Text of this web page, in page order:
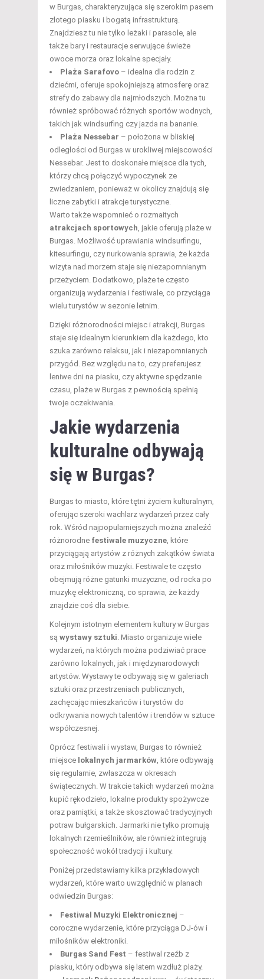
w Burgas, charakteryzująca się szerokim pasem
złotego piasku i bogatą infrastrukturą.
Znajdziesz tu nie tylko leżaki i parasole, ale
także bary i restauracje serwujące świeże
owoce morza oraz lokalne specjały.
Plaża Sarafovo – idealna dla rodzin z
dziećmi, oferuje spokojniejszą atmosferę oraz
strefy do zabawy dla najmłodszych. Można tu
również spróbować różnych sportów wodnych,
takich jak windsurfing czy jazda na bananie.
Plaża Nessebar – położona w bliskiej
odległości od Burgas w urokliwej miejscowości
Nessebar. Jest to doskonałe miejsce dla tych,
którzy chcą połączyć wypoczynek ze
zwiedzaniem, ponieważ w okolicy znajdują się
liczne zabytki i atrakcje turystyczne.
Warto także wspomnieć o rozmaitych
atrakcjach sportowych , jakie oferują plaże w
Burgas. Możliwość uprawiania windsurfingu,
kitesurfingu, czy nurkowania sprawia, że każda
wizyta nad morzem staje się niezapomnianym
przeżyciem. Dodatkowo, plaże te często
organizują wydarzenia i festiwale, co przyciąga
wielu turystów w sezonie letnim.
Dzięki różnorodności miejsc i atrakcji, Burgas
staje się idealnym kierunkiem dla każdego, kto
szuka zarówno relaksu, jak i niezapomnianych
przygód. Bez względu na to, czy preferujesz
leniwe dni na piasku, czy aktywne spędzanie
czasu, plaże w Burgas z pewnością spełnią
twoje oczekiwania.
Jakie wydarzenia
kulturalne odbywają
się w Burgas?
Burgas to miasto, które tętni życiem kulturalnym,
oferując szeroki wachlarz wydarzeń przez cały
rok. Wśród najpopularniejszych można znaleźć
różnorodne festiwale muzyczne , które
przyciągają artystów z różnych zakątków świata
oraz miłośników muzyki. Festiwale te często
obejmują różne gatunki muzyczne, od rocka po
muzykę elektroniczną, co sprawia, że każdy
znajdzie coś dla siebie.
Kolejnym istotnym elementem kultury w Burgas
są wystawy sztuki . Miasto organizuje wiele
wydarzeń, na których można podziwiać prace
zarówno lokalnych, jak i międzynarodowych
artystów. Wystawy te odbywają się w galeriach
sztuki oraz przestrzeniach publicznych,
zachęcając mieszkańców i turystów do
odkrywania nowych talentów i trendów w sztuce
współczesnej.
Oprócz festiwali i wystaw, Burgas to również
miejsce lokalnych jarmarków , które odbywają
się regularnie, zwłaszcza w okresach
świątecznych. W trakcie takich wydarzeń można
kupić rękodzieło, lokalne produkty spożywcze
oraz pamiątki, a także skosztować tradycyjnych
potraw bułgarskich. Jarmarki nie tylko promują
lokalnych rzemieślników, ale również integrują
społeczność wokół tradycji i kultury.
Poniżej przedstawiamy kilka przykładowych
wydarzeń, które warto uwzględnić w planach
odwiedzin Burgas:
Festiwal Muzyki Elektronicznej –
coroczne wydarzenie, które przyciąga DJ-ów i
miłośników elektroniki.
Burgas Sand Fest – festiwal rzeźb z
piasku, który odbywa się latem wzdłuż plaży.